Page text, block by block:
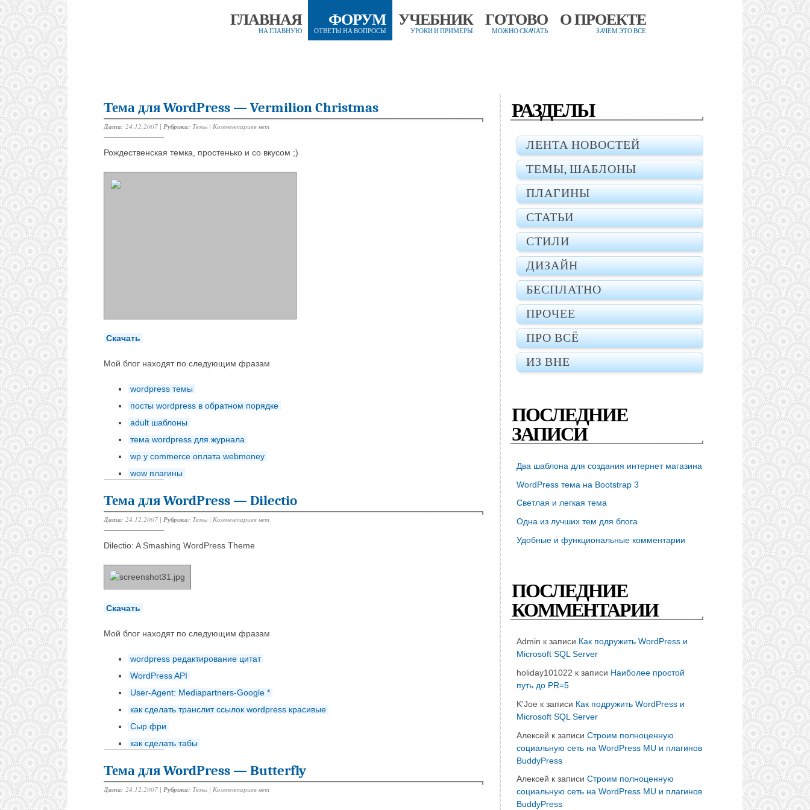
ГЛАВНАЯ
НА ГЛАВНУЮ
ФОРУМ
ОТВЕТЫ НА ВОПРОСЫ
УЧЕБНИК
УРОКИ И ПРИМЕРЫ
ГОТОВО
МОЖНО СКАЧАТЬ
О ПРОЕКТЕ
ЗАЧЕМ ЭТО ВСЕ
Тема для WordPress — Vermilion Christmas
Дата: 24.12.2007 | Рубрика: Темы | Комментариев нет
Рождественская темка, простенько и со вкусом ;)
Скачать
Мой блог находят по следующим фразам
wordpress темы
посты wordpress в обратном порядке
adult шаблоны
тема wordpress для журнала
wp у commerce оплата webmoney
wow плагины
Тема для WordPress — Dilectio
Дата: 24.12.2007 | Рубрика: Темы | Комментариев нет
Dilectio: A Smashing WordPress Theme
Скачать
Мой блог находят по следующим фразам
wordpress редактирование цитат
WordPress API
User-Agent: Mediapartners-Google *
как сделать транслит ссылок wordpress красивые
Сыр фри
как сделать табы
Тема для WordPress — Butterfly
Дата: 24.12.2007 | Рубрика: Темы | Комментариев нет
РАЗДЕЛЫ
ЛЕНТА НОВОСТЕЙ
ТЕМЫ, ШАБЛОНЫ
ПЛАГИНЫ
СТАТЬИ
СТИЛИ
ДИЗАЙН
БЕСПЛАТНО
ПРОЧЕЕ
ПРО ВСЁ
ИЗ ВНЕ
ПОСЛЕДНИЕ
ЗАПИСИ
Два шаблона для создания интернет магазина
WordPress тема на Bootstrap 3
Светлая и легкая тема
Одна из лучших тем для блога
Удобные и функциональные комментарии
ПОСЛЕДНИЕ
КОММЕНТАРИИ
Admin к записи Как подружить WordPress и
Microsoft SQL Server
holiday101022 к записи Наиболее простой
путь до PR=5
K'Joe к записи Как подружить WordPress и
Microsoft SQL Server
Алексей к записи Строим полноценную
социальную сеть на WordPress MU и плагинов
BuddyPress
Алексей к записи Строим полноценную
социальную сеть на WordPress MU и плагинов
BuddyPress